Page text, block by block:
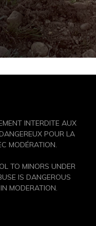
INTERDITE AUX
POUR LA
MODÉRATION.
TO MINORS UNDER
IS DANGEROUS
MODERATION.